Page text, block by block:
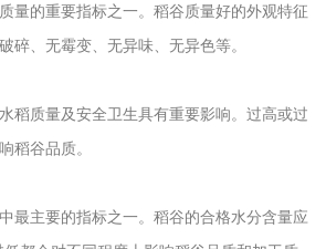
量的重要指标之一。稻谷质量好的外观特征
碎、无霉变、无异味、无异色等。
稻质量及安全卫生具有重要影响。过高或过
稻谷品质。
最主要的指标之一。稻谷的合格水分含量应
活性炭检测 煤质颗粒活性炭检
厂水处理活性炭
质净水用活性炭